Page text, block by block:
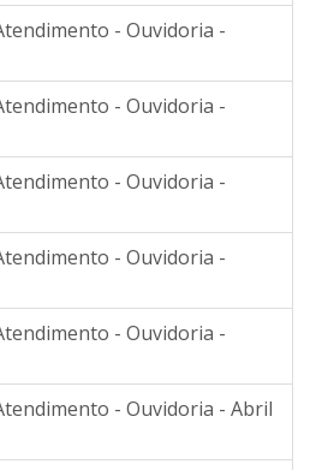
- Ouvidoria -
- Ouvidoria -
- Ouvidoria -
- Ouvidoria -
- Ouvidoria -
- Ouvidoria - Abril